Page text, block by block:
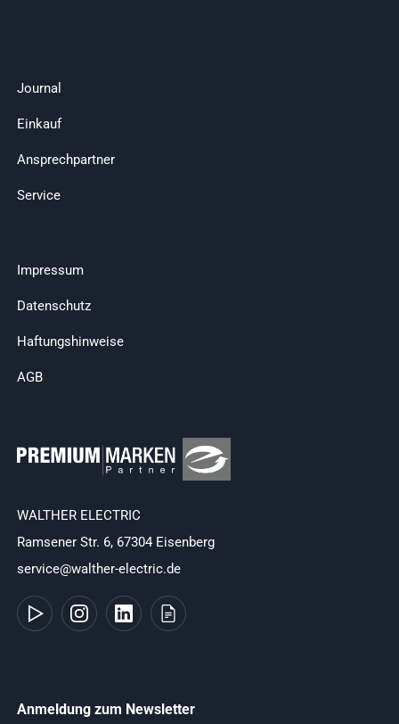
Journal
Einkauf
Ansprechpartner
Service
Impressum
Datenschutz
Haftungshinweise
AGB
WALTHER ELECTRIC
Ramsener Str. 6, 67304 Eisenberg
service@walther-electric.de
Anmeldung zum Newsletter